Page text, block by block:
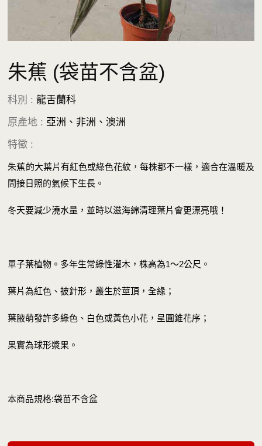
朱蕉 (袋苗不含盆)
科別 : 龍舌蘭科
原產地 : 亞洲、非洲、澳洲
特徵 :
朱蕉的大葉片有紅色或綠色花紋，每株都不一樣，適合在溫暖及
間接日照的氣候下生長。
冬天要減少澆水量，並時以滋海綿清理葉片會更漂亮哦！
單子葉植物。多年生常綠性灌木，株高為1～2公尺。
葉片為紅色、披針形，叢生於莖頂，全緣；
葉腋萌發許多綠色、白色或黃色小花，呈圓錐花序；
果實為球形漿果。
本商品規格:袋苗不含盆